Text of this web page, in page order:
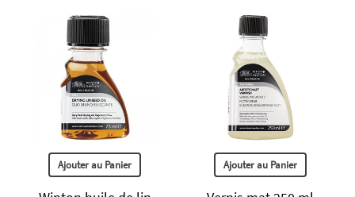
Ajouter au Panier Ajouter au Panier